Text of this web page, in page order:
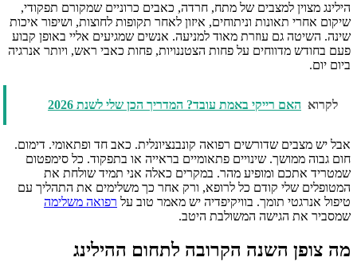
הילינג מצוין למצבים של מתח, חרדה, כאבים כרוניים שמקורם תפקודי,
שיקום אחרי תאונות וניתוחים, איזון לאחר תקופות לחוצות, ושיפור איכות
שינה. השיטה גם עוזרת מאוד למניעה. אנשים שמגיעים אליי באופן קבוע
פעם בחודש מדווחים על פחות הצטננויות, פחות כאבי ראש, ויותר אנרגיה
ביום יום.
לקרוא האם רייקי באמת עובד? המדריך הכן שלי לשנת 2026
אבל יש מצבים שדורשים רפואה קונבנציונלית. כאב חד ופתאומי. דימום.
חום גבוה ממושך. שינויים פתאומיים בראייה או בתפקוד. כל סימפטום
שמטריד אתכם ומופיע מהר. במקרים כאלה אני תמיד שולחת את
המטופלים שלי קודם כל לרופא, ורק אחר כך משלימים את התהליך עם
טיפול אנרגטי תומך. בוויקיפדיה יש מאמר טוב על רפואה משלימה
שמסביר את הגישה המשולבת היטב.
מה צופן השנה הקרובה לתחום ההילינג